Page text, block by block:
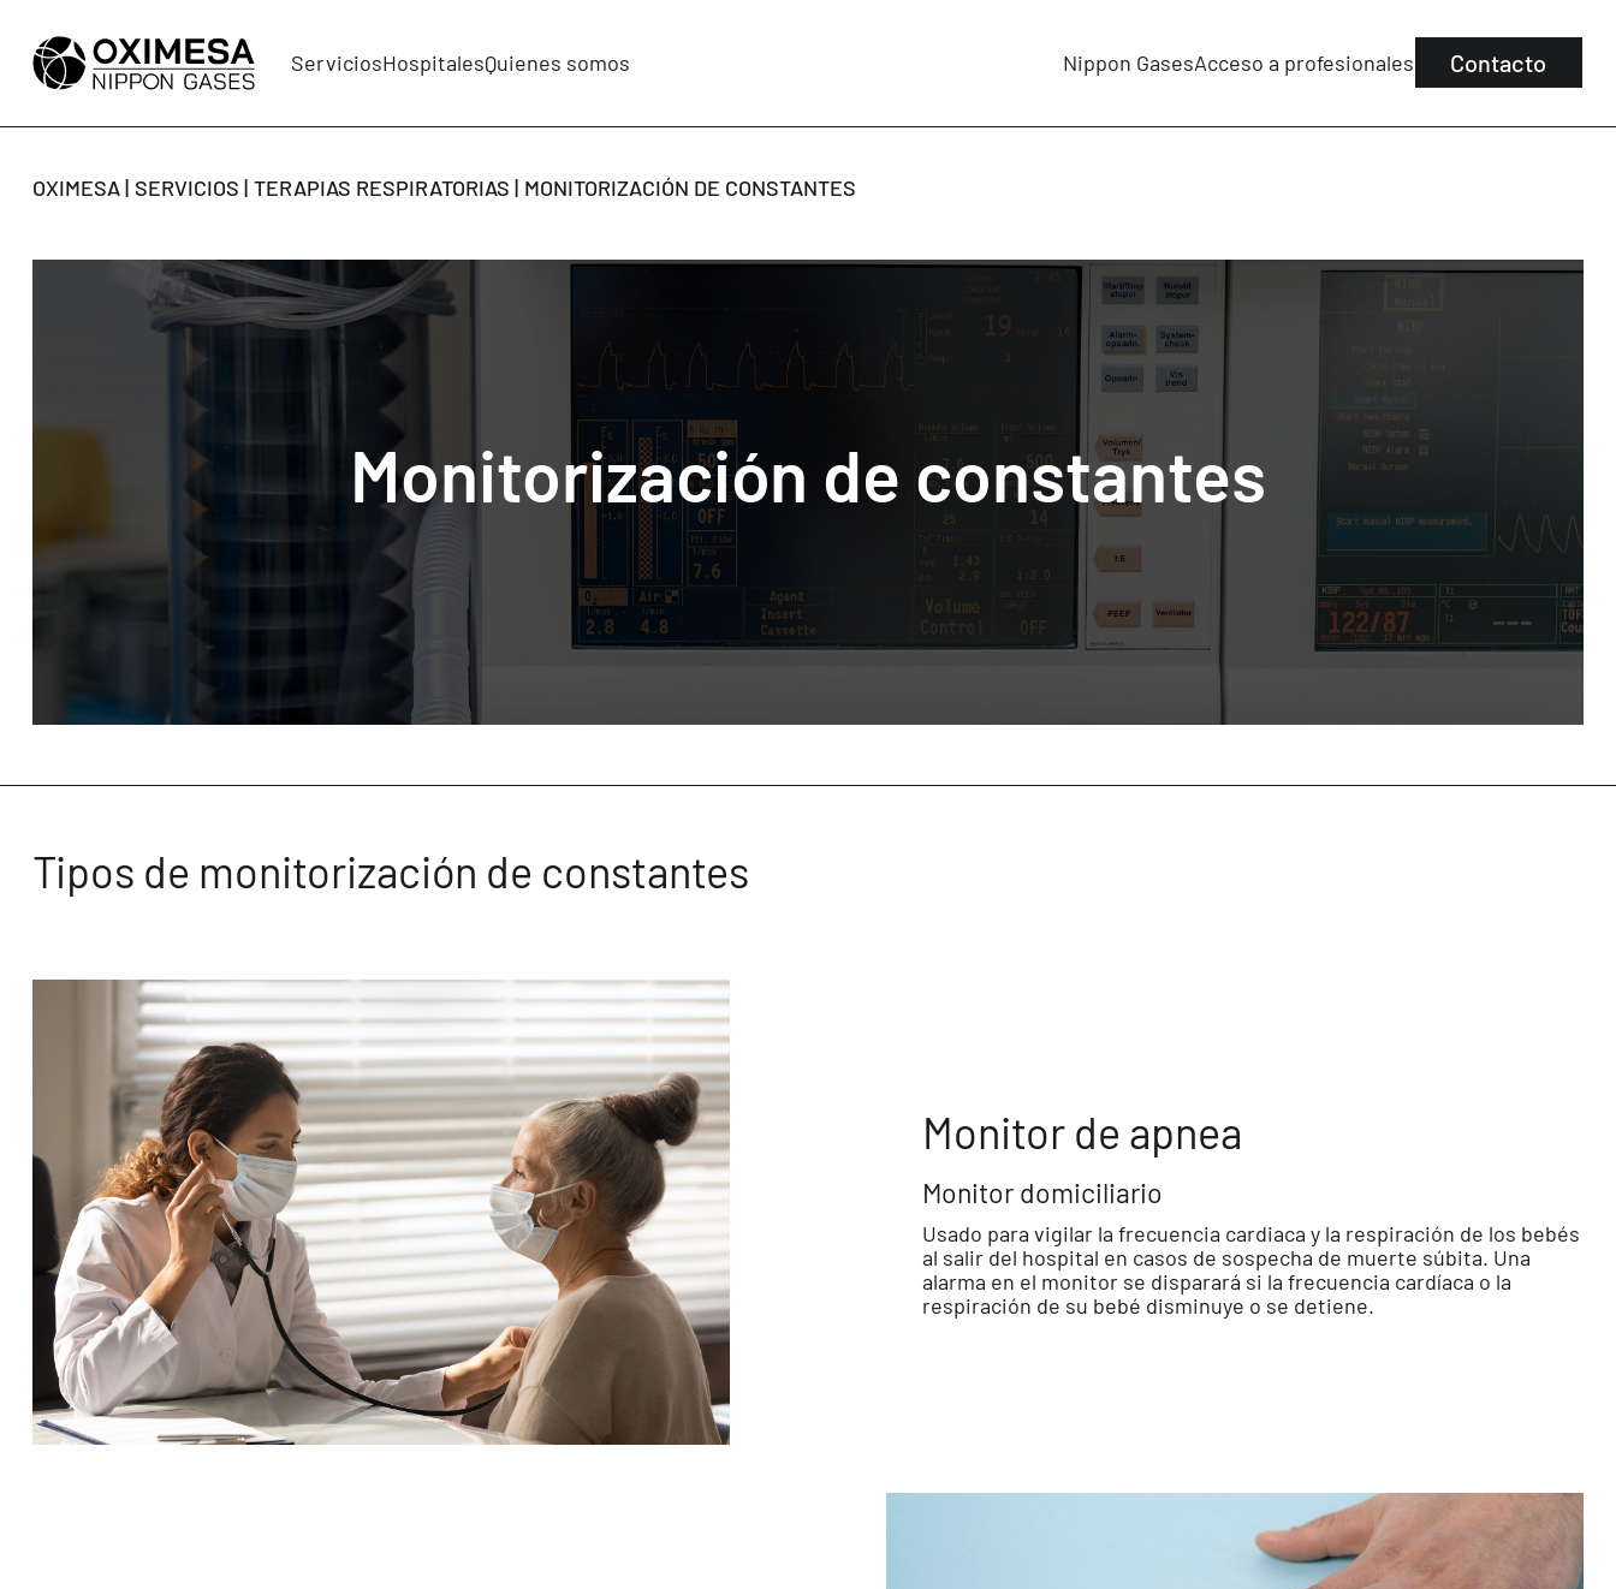
ServiciosHospitalesQuienes somos Nippon GasesAcceso a profesionales Contacto
OXIMESA SERVICIOS TERAPIAS RESPIRATORIAS MONITORIZACIÓN DE CONSTANTES
Monitorización de constantes
Tipos de monitorización de constantes
Monitor de apnea
Monitor domiciliario
Usado para vigilar la frecuencia cardiaca y la respiración de los bebés
al salir del hospital en casos de sospecha de muerte súbita. Una
alarma en el monitor se disparará si la frecuencia cardíaca o la
respiración de su bebé disminuye o se detiene.